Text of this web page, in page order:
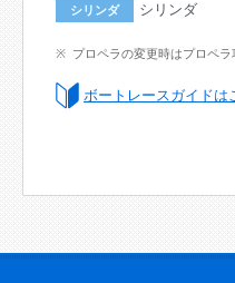
シリンダ シリンダ
プロペラの変更時はプロペラ
ボートレースガイドは